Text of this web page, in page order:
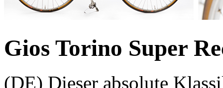
Gios Torino Super
(DE) Dieser absolute